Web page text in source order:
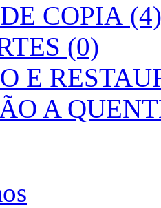
COPIA (4)
(0)
E
A